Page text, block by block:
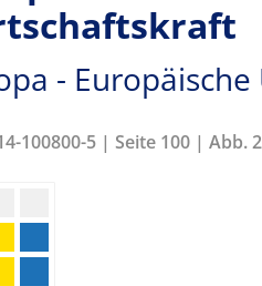
- Europäische
100800-5 | Seite 100 | Abb.